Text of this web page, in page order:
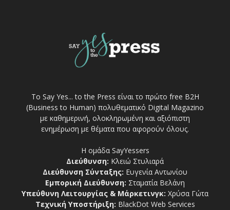
Το Say Yes... to the Press είναι το πρώτο free Β2Η
(Business to Human) πολυθεματικό Digital Magazino
με καθημερινή, ολοκληρωμένη και αξιόπιστη
ενημέρωση με θέματα που αφορούν όλους.
Η ομάδα SayYessers
Διεύθυνση: Κλειώ Στυλιαρά
Διεύθυνση Σύνταξης: Ευγενία Αντωνίου
Εμπορική Διεύθυνση: Σταματία Βελάνη
Υπεύθυνη Λειτουργίας & Μάρκετινγκ: Χρύσα Γώτα
Τεχνική Υποστήριξη: BlackDot Web Services